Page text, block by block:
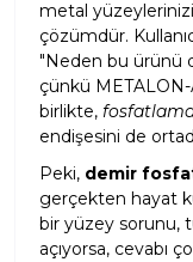
metal yüzeylerinizi
çözümdür.
"Neden bu ürünü
çünkü
birlikte,
endişesini de
Peki, demir
gerçekten hayat
bir yüzey sorunu,
açıyorsa, cevabı